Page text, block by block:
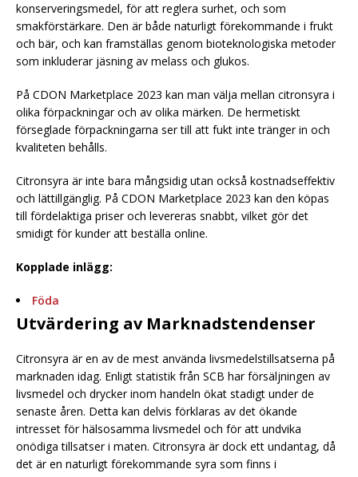
konserveringsmedel, för att reglera surhet, och som
smakförstärkare. Den är både naturligt förekommande i frukt
och bär, och kan framställas genom bioteknologiska metoder
som inkluderar jäsning av melass och glukos.
På CDON Marketplace 2023 kan man välja mellan citronsyra i
olika förpackningar och av olika märken. De hermetiskt
förseglade förpackningarna ser till att fukt inte tränger in och
kvaliteten behålls.
Citronsyra är inte bara mångsidig utan också kostnadseffektiv
och lättillgänglig. På CDON Marketplace 2023 kan den köpas
till fördelaktiga priser och levereras snabbt, vilket gör det
smidigt för kunder att beställa online.
Kopplade inlägg:
Föda
Utvärdering av Marknadstendenser
Citronsyra är en av de mest använda livsmedelstillsatserna på
marknaden idag. Enligt statistik från SCB har försäljningen av
livsmedel och drycker inom handeln ökat stadigt under de
senaste åren. Detta kan delvis förklaras av det ökande
intresset för hälsosamma livsmedel och för att undvika
onödiga tillsatser i maten. Citronsyra är dock ett undantag, då
det är en naturligt förekommande syra som finns i